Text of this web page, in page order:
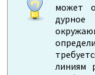
может
линиям